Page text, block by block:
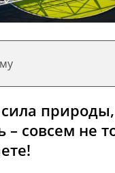
сила
– совсем не